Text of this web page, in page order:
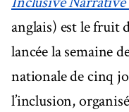
anglais) est le fruit
lancée la semaine
nationale de cinq
l’inclusion,